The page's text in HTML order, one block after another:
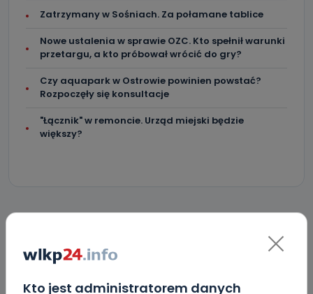
Kto jest administratorem danych
Zatrzymany w Sośniach. Za połamane tablice
Nowe ustalenia w sprawie OZC. Kto spełnił warunki
przetargu, a kto próbował wrócić do gry?
Czy aquapark w Ostrowie powinien powstać?
Rozpoczęły się konsultacje
"Łącznik" w remoncie. Urząd miejski będzie
większy?